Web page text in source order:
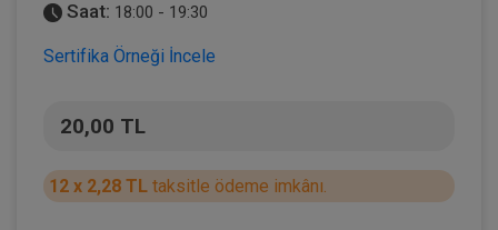
Saat: 18:00 - 19:30
Sertifika Örneği İncele
20,00 TL
12 x 2,28 TL taksitle ödeme imkânı.